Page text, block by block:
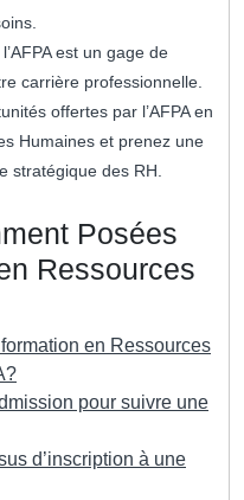
est un gage de
carrière professionnelle.
offertes par l’AFPA en
Humaines et prenez une
stratégique des RH.
Posées
Ressources
en Ressources
pour suivre une
d’inscription à une